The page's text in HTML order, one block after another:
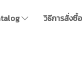
วิธีการสั่งซื้